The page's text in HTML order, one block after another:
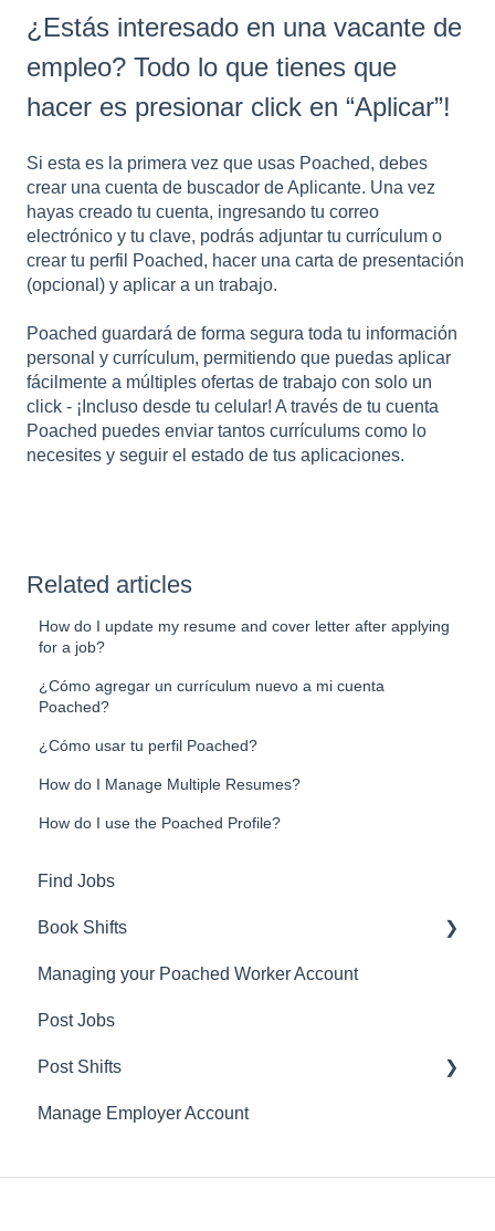
¿Estás interesado en una vacante de
empleo? Todo lo que tienes que
hacer es presionar click en “Aplicar”!
Si esta es la primera vez que usas Poached, debes
crear una cuenta de buscador de Aplicante. Una vez
hayas creado tu cuenta, ingresando tu correo
electrónico y tu clave, podrás adjuntar tu currículum o
crear tu perfil Poached, hacer una carta de presentación
(opcional) y aplicar a un trabajo.
Poached guardará de forma segura toda tu información
personal y currículum, permitiendo que puedas aplicar
fácilmente a múltiples ofertas de trabajo con solo un
click - ¡Incluso desde tu celular! A través de tu cuenta
Poached puedes enviar tantos currículums como lo
necesites y seguir el estado de tus aplicaciones.
Related articles
How do I update my resume and cover letter after applying
for a job?
¿Cómo agregar un currículum nuevo a mi cuenta
Poached?
¿Cómo usar tu perfil Poached?
How do I Manage Multiple Resumes?
How do I use the Poached Profile?
Find Jobs
Book Shifts
Getting Started with Poached Shifts
Working with Poached Shifts
Managing your Poached Worker Account
Post Jobs
Post Shifts
Manage Shifts
Manage Employer Account